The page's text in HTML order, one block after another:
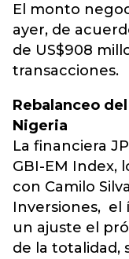
El monto
ayer, de
de US$908
transacciones.
Rebalanceo
Nigeria
La financiera
GBI-EM Index,
con Camilo
Inversiones, el
un ajuste el
de la totalidad,